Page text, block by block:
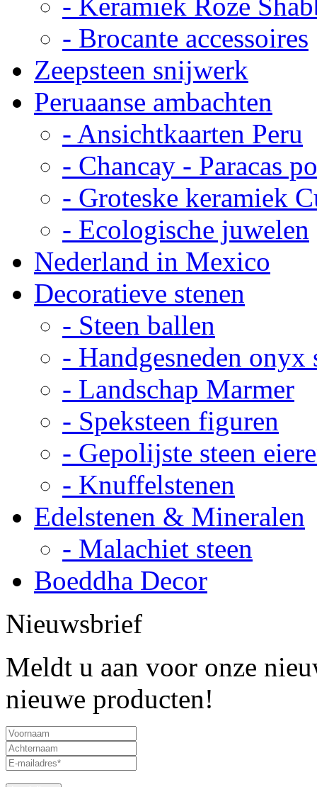
- Brocante accessoires
Zeepsteen snijwerk
Peruaanse ambachten
- Ansichtkaarten Peru
- Chancay - Paracas
- Groteske keramiek
- Ecologische juwelen
Nederland in Mexico
Decoratieve stenen
- Steen ballen
- Handgesneden onyx
- Landschap Marmer
- Speksteen figuren
- Gepolijste steen
- Knuffelstenen
Edelstenen & Mineralen
- Malachiet steen
Boeddha Decor
Nieuwsbrief
Meldt u aan voor onze
nieuwe producten!